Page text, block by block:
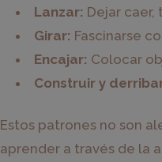
Lanzar: Dejar
Girar: Fascinarse
Encajar: Colocar
Construir y
Estos patrones no son
aprender a través de la